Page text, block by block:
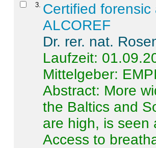
3 Certified
ALCOREF
Dr. rer. nat.
Laufzeit:
Mittelgeber:
Abstract: More
the Baltics and
are high, is seen
Access to